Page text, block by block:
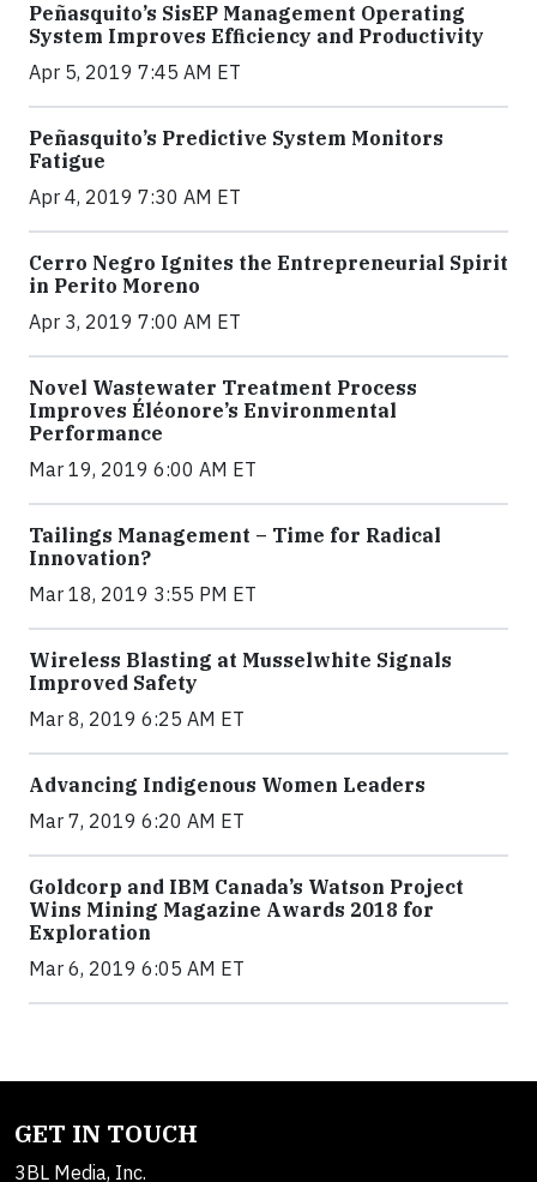
Peñasquito’s SisEP Management Operating
System Improves Efficiency and Productivity
Apr 5, 2019 7:45 AM ET
Peñasquito’s Predictive System Monitors
Fatigue
Apr 4, 2019 7:30 AM ET
Cerro Negro Ignites the Entrepreneurial Spirit
in Perito Moreno
Apr 3, 2019 7:00 AM ET
Novel Wastewater Treatment Process
Improves Éléonore’s Environmental
Performance
Mar 19, 2019 6:00 AM ET
Tailings Management – Time for Radical
Innovation?
Mar 18, 2019 3:55 PM ET
Wireless Blasting at Musselwhite Signals
Improved Safety
Mar 8, 2019 6:25 AM ET
Advancing Indigenous Women Leaders
Mar 7, 2019 6:20 AM ET
Goldcorp and IBM Canada’s Watson Project
Wins Mining Magazine Awards 2018 for
Exploration
Mar 6, 2019 6:05 AM ET
GET IN TOUCH
3BL Media, Inc.